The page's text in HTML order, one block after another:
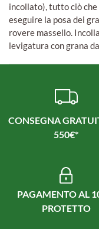
incollato), tutto ciò
eseguire la posa dei
rovere massello.
levigatura con grana
CONSEGNA
550€*
PAGAMENTO AL
PROTETTO